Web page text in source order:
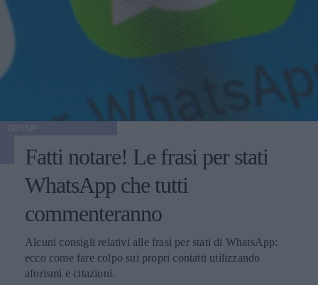
Fatti notare! Le frasi per stati
WhatsApp che tutti
commenteranno
Alcuni consigli relativi alle frasi per stati di WhatsApp:
ecco come fare colpo sui propri contatti utilizzando
aforismi e citazioni.